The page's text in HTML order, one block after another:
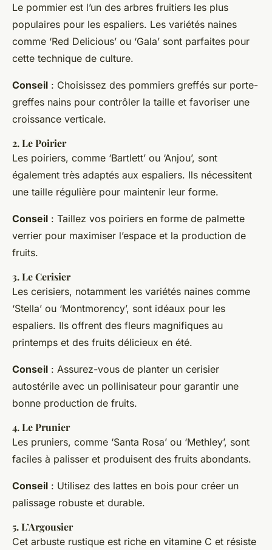
Le pommier est l’un des arbres fruitiers les plus
populaires pour les espaliers. Les variétés naines
comme ‘Red Delicious’ ou ‘Gala’ sont parfaites pour
cette technique de culture.
Conseil : Choisissez des pommiers greffés sur porte-
greffes nains pour contrôler la taille et favoriser une
croissance verticale.
2.Le Poirier
Les poiriers, comme ‘Bartlett’ ou ‘Anjou’, sont
également très adaptés aux espaliers. Ils nécessitent
une taille régulière pour maintenir leur forme.
Conseil : Taillez vos poiriers en forme de palmette
verrier pour maximiser l’espace et la production de
fruits.
3.Le Cerisier
Les cerisiers, notamment les variétés naines comme
‘Stella’ ou ‘Montmorency’, sont idéaux pour les
espaliers. Ils offrent des fleurs magnifiques au
printemps et des fruits délicieux en été.
Conseil : Assurez-vous de planter un cerisier
autostérile avec un pollinisateur pour garantir une
bonne production de fruits.
4.Le Prunier
Les pruniers, comme ‘Santa Rosa’ ou ‘Methley’, sont
faciles à palisser et produisent des fruits abondants.
Conseil : Utilisez des lattes en bois pour créer un
palissage robuste et durable.
5.L’Argousier
Cet arbuste rustique est riche en vitamine C et résiste